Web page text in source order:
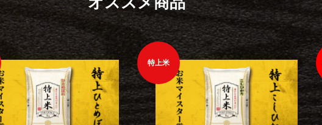
特上米